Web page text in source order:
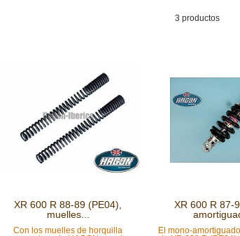
3 productos
XR 600 R 88-89 (PE04),
muelles...
Con los muelles de horquilla
XR 600 R 87-
El mono-